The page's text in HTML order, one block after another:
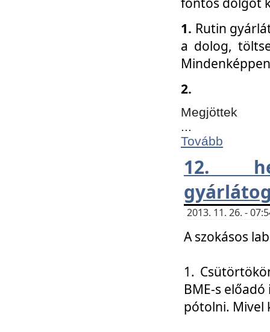
1. Rutin
a dolog,
2.
Megjöttek
...
Tovább
12.
2013. 11. 26. -
A szokásos
1.
BME-s
pótolni. Mivel